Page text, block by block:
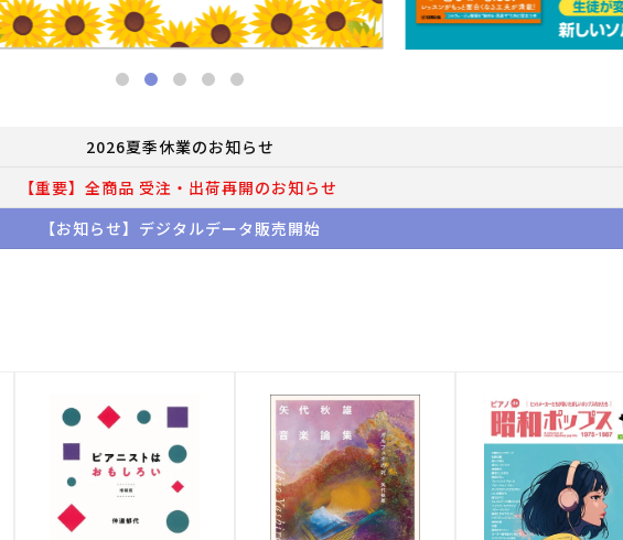
2026夏季休業のお知らせ
【重要】全商品 受注・出荷再開のお知らせ
【お知らせ】デジタルデータ販売開始